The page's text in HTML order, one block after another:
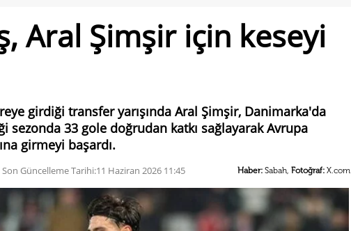
Aral Şimşir için keseyi
girdiği transfer yarışında Aral Şimşir, Danimarka'da
sezonda 33 gole doğrudan katkı sağlayarak Avrupa
girmeyi başardı.
Son Güncelleme Tarihi:11 Haziran 2026 11:45 Haber: Sabah, Fotoğraf: X.com